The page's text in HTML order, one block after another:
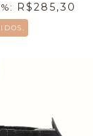
R$285,30